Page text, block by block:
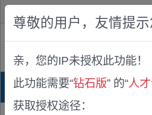
公众版
首页 科研项目库
尊敬的用户，友情提示
亲，您的IP未授权此功能！
此功能需要“钻石版” 的“人
获取授权途径：